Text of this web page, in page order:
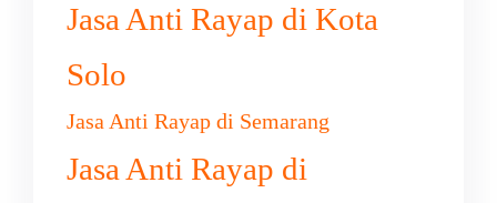
Jasa Anti Rayap di Kota
Solo
Jasa Anti Rayap di Semarang
Jasa Anti Rayap di